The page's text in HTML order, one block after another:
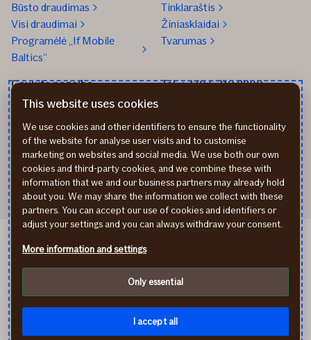
Būsto draudimas
Visi draudimai
Programėlė „If Mobile
Baltics“
Tinklaraštis
Žiniasklaidai
Tvarumas
Gaukite pagalbą
Praneškite apie įvykį
partneriai
Sveikatos draudimo
partneriai
Tel. +370 5 210 8800
Apmokėjimo būdai
Atsiliepimai
Rekvizitai
If Apdrošināšana LV
Privatumo politika
Slapukai (cookies)
Prieinamumo informacija
facebook
instagram
youtubelinkedin
This website uses cookies
We use cookies and other identifiers to ensure the functionality
of the website for analyse user visits and to customise
marketing on websites and social media. We use both our own
cookies and third-party cookies, and we combine these with
information that we and our business partners may already hold
about you. We may share the information we collect with these
partners. You can accept our use of cookies and identifiers or
adjust your settings and you can always withdraw your consent.
More information and settings
Only essential
I accept all